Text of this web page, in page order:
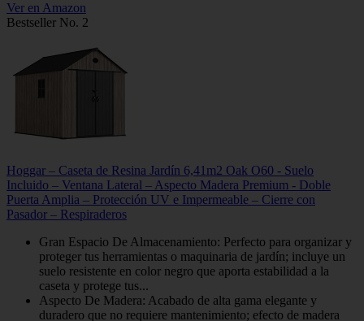
Ver en Amazon
Bestseller No. 2
Hoggar – Caseta de Resina Jardín 6,41m2 Oak O60 - Suelo
Incluido – Ventana Lateral – Aspecto Madera Premium - Doble
Puerta Amplia – Protección UV e Impermeable – Cierre con
Pasador – Respiraderos
Gran Espacio De Almacenamiento: Perfecto para organizar y
proteger tus herramientas o maquinaria de jardín; incluye un
suelo resistente en color negro que aporta estabilidad a la
caseta y protege tus...
Aspecto De Madera: Acabado de alta gama elegante y
duradero que no requiere mantenimiento; efecto de madera